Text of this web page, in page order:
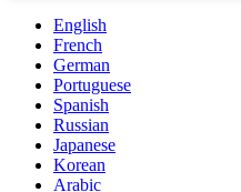
English
French
German
Portuguese
Spanish
Russian
Japanese
Korean
Arabic